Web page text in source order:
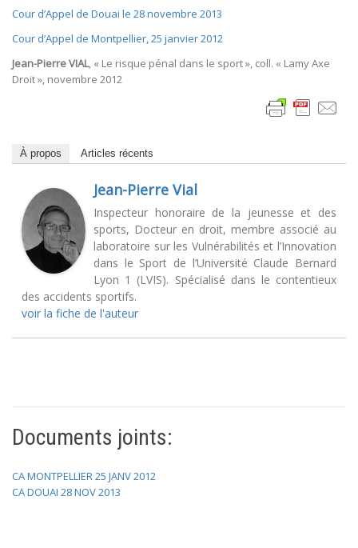
Cour d’Appel de Douai le 28 novembre 2013
Cour d’Appel de Montpellier, 25 janvier 2012
Jean-Pierre VIAL, « Le risque pénal dans le sport », coll. « Lamy Axe
Droit », novembre 2012
À propos Articles récents
Jean-Pierre Vial
Inspecteur honoraire de la jeunesse et des
sports, Docteur en droit, membre associé au
laboratoire sur les Vulnérabilités et l’Innovation
dans le Sport de l’Université Claude Bernard
Lyon 1 (LVIS). Spécialisé dans le contentieux
des accidents sportifs.
voir la fiche de l'auteur
Documents joints:
CA MONTPELLIER 25 JANV 2012
CA DOUAI 28 NOV 2013